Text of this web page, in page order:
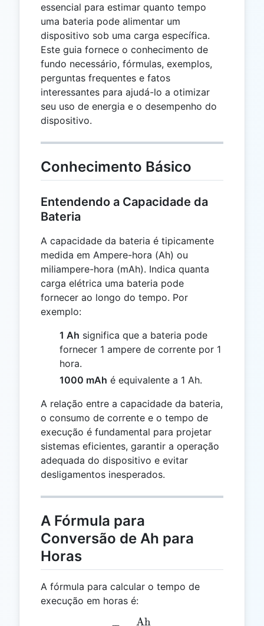
essencial para estimar quanto tempo
uma bateria pode alimentar um
dispositivo sob uma carga específica.
Este guia fornece o conhecimento de
fundo necessário, fórmulas, exemplos,
perguntas frequentes e fatos
interessantes para ajudá-lo a otimizar
seu uso de energia e o desempenho do
dispositivo.
Conhecimento Básico
Entendendo a Capacidade da
Bateria
A capacidade da bateria é tipicamente
medida em Ampere-hora (Ah) ou
miliampere-hora (mAh). Indica quanta
carga elétrica uma bateria pode
fornecer ao longo do tempo. Por
exemplo:
1 Ah significa que a bateria pode
fornecer 1 ampere de corrente por 1
hora.
1000 mAh é equivalente a 1 Ah.
A relação entre a capacidade da bateria,
o consumo de corrente e o tempo de
execução é fundamental para projetar
sistemas eficientes, garantir a operação
adequada do dispositivo e evitar
desligamentos inesperados.
A Fórmula para
Conversão de Ah para
Horas
A fórmula para calcular o tempo de
execução em horas é:
Ah